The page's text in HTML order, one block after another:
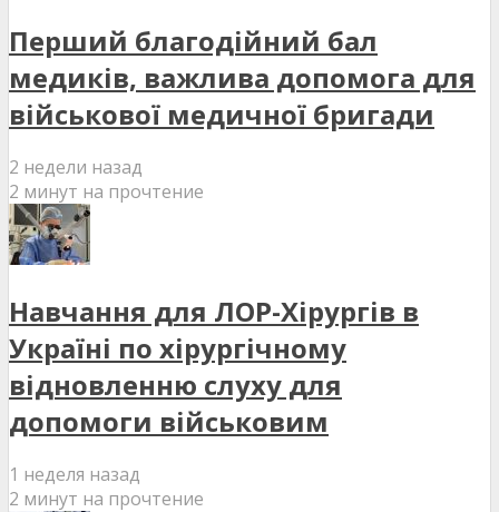
Перший благодійний бал
медиків, важлива допомога для
військової медичної бригади
2 недели назад
2 минут на прочтение
Навчання для ЛОР-Хірургів в
Україні по хірургічному
відновленню слуху для
допомоги військовим
1 неделя назад
2 минут на прочтение